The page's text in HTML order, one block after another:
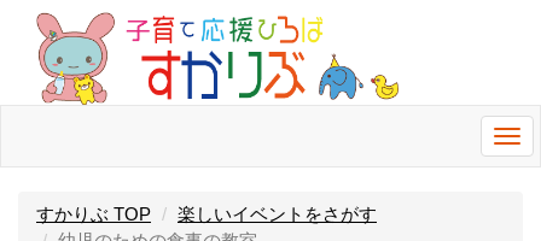
すかりぶ TOP
楽しいイベントをさがす